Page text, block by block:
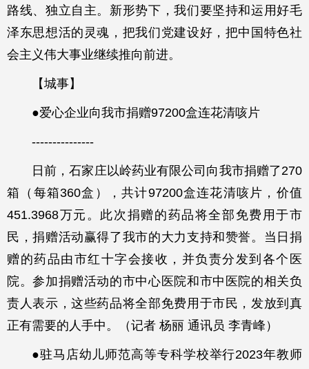
路线、独立自主。新形势下，我们要坚持和运用好毛
泽东思想活的灵魂，把我们党建设好，把中国特色社
会主义伟大事业继续推向前进。
【城事】
●爱心企业向我市捐赠97200盒连花清咳片
---------------
日前，石家庄以岭药业有限公司向我市捐赠了270
箱（每箱360盒），共计97200盒连花清咳片，价值
451.3968万元。此次捐赠的药品将全部免费用于市
民，捐赠活动赢得了我市的大力支持和赞誉。当日捐
赠的药品由市红十字会接收，并负责分发到各个医
院。参加捐赠活动的市中心医院和市中医院的相关负
责人表示，这些药品将全部免费用于市民，发放到真
正有需要的人手中。（记者 杨丽 通讯员 李青峰）
●驻马店幼儿师范高等专科学校举行2023年教师